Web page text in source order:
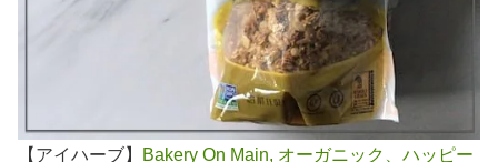
【アイハーブ】 Bakery On Main, オーガニック、ハッピー